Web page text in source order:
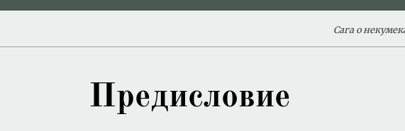
Сага о
Предисловие